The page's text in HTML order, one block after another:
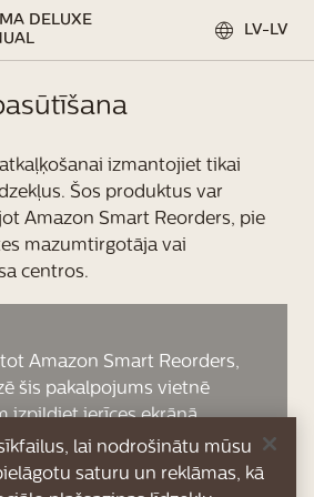
DELUXE
LV-LV
izmantojiet tikai
Šos produktus var
Amazon Smart Reorders, pie
mazumtirgotāja vai
centros.
Amazon Smart Reorders,
šis pakalpojums vietnē
izpildiet ierīces ekrānā
lai savienotu savu Amazon
kontu. Kad šīs darbības ir
lai nodrošinātu mūsu
saturu un reklāmas, kā